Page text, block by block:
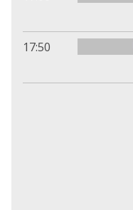
17:50